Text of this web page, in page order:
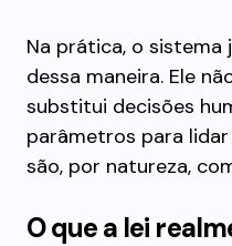
Na prática, o sistema
dessa maneira. Ele
substitui decisões
parâmetros para
são, por natureza,
O que a lei